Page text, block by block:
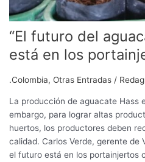
“El futuro del
está en los
.Colombia, Otras Entradas /
La producción de aguacate Hass
embargo, para lograr altas
huertos, los productores deben
calidad. Carlos Verde, gerente de
el futuro está en los portainjertos